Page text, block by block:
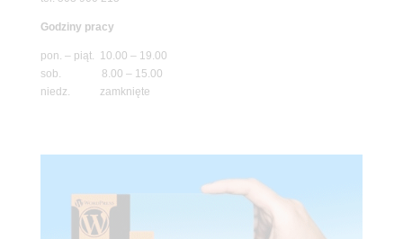
Godziny pracy
pon. – piąt. 10.00 – 19.00
sob. 8.00 – 15.00
niedz. zamknięte